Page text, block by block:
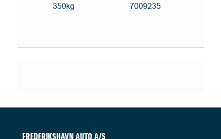
350kg 7009235
FREDERIKSHAVN AUTO A/S